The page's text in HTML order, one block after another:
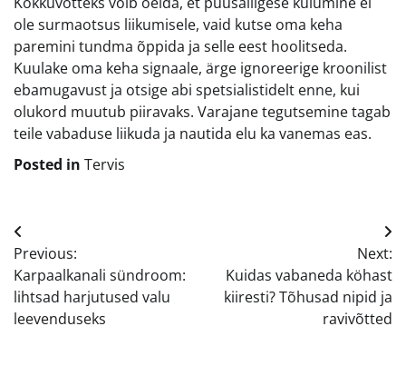
ole surmaotsus liikumisele, vaid kutse oma keha
paremini tundma õppida ja selle eest hoolitseda.
Kuulake oma keha signaale, ärge ignoreerige kroonilist
ebamugavust ja otsige abi spetsialistidelt enne, kui
olukord muutub piiravaks. Varajane tegutsemine tagab
teile vabaduse liikuda ja nautida elu ka vanemas eas.
Posted in Tervis
Navigeerimine
Previous:
Karpaalkanali sündroom:
lihtsad harjutused valu
leevenduseks
Next:
Kuidas vabaneda köhast
kiiresti? Tõhusad nipid ja
ravivõtted